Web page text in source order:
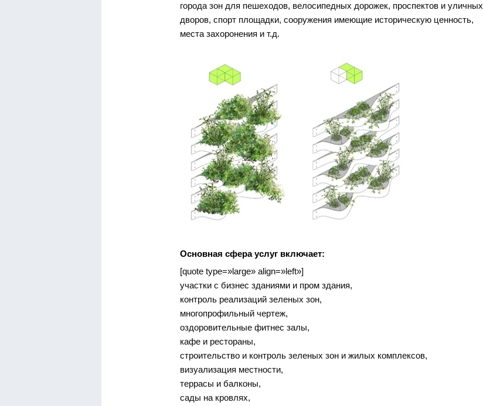
города зон для пешеходов, велосипедных дорожек, проспектов и уличных
дворов, спорт площадки, сооружения имеющие историческую ценность,
места захоронения и т.д.
Основная сфера услуг включает:
[quote type=»large» align=»left»]
участки с бизнес зданиями и пром здания,
контроль реализаций зеленых зон,
многопрофильный чертеж,
оздоровительные фитнес залы,
кафе и рестораны,
строительство и контроль зеленых зон и жилых комплексов,
визуализация местности,
террасы и балконы,
сады на кровлях,